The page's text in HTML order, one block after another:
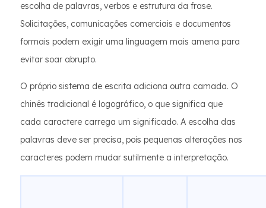
escolha de palavras, verbos e estrutura da frase.
Solicitações, comunicações comerciais e documentos
formais podem exigir uma linguagem mais amena para
evitar soar abrupto.
O próprio sistema de escrita adiciona outra camada. O
chinês tradicional é logográfico, o que significa que
cada caractere carrega um significado. A escolha das
palavras deve ser precisa, pois pequenas alterações nos
caracteres podem mudar sutilmente a interpretação.